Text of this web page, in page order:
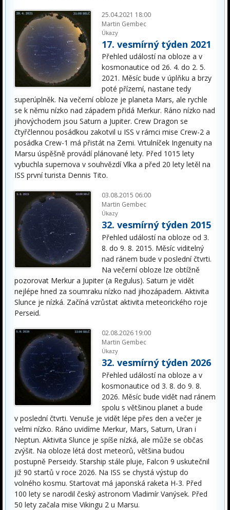
25.04.2021 18:00
Martin Gembec
Úkazy
17. vesmírný týden 2021
Přehled událostí na obloze a v
kosmonautice od 26. 4. do 2. 5.
2021. Měsíc bude v úplňku a brzy
poté přízemí, nastane tedy
superúplněk. Na večerní obloze je planeta Mars, ale rychle
se k němu nízko nad západem přidá Merkur. Ráno nízko nad
jihovýchodem jsou Saturn a Jupiter. Crew Dragon se
čtyřčlennou posádkou zakotvil u ISS v rámci mise Crew-2 a
posádka Crew-1 má přistát na Zemi. Vrtulníček Ingenuity na
Marsu úspěšně provádí plánované lety. Před 1015 lety
vybuchla supernova v souhvězdí Vlka a před 20 lety letěl na
ISS první turista Dennis Tito.
03.08.2015 06:00
Martin Gembec
Úkazy
32. vesmírný týden 2015
Přehled událostí na obloze od 3.
8. do 9. 8. 2015. Měsíc viditelný
nad ránem bude v poslední čtvrti.
Na večerní obloze lze obtížně
pozorovat Merkur a Jupiter (a Regulus). Saturn je vidět
nejlépe hned za soumraku nízko nad jihozápadem. Aktivita
Slunce je nízká. Začíná vzrůstat aktivita meteorického roje
Perseid.
02.08.2026 19:00
Martin Gembec
Úkazy
32. vesmírný týden 2026
Přehled událostí na obloze a v
kosmonautice od 3. 8. do 9. 8.
2026. Měsíc bude vidět nad ránem
spolu s většinou planet a bude
v poslední čtvrti. Venuše je vidět lépe přes den a večer je
velmi nízko. Ráno uvidíme Merkur, Mars, Saturn, Uran i
Neptun. Aktivita Slunce je spíše nízká, ale může se občas
zvýšit. Na obloze létá dost meteorů, většina budou
postupně Perseidy. Starship stále pluje, Falcon 9 uskutečnil
již 90 startů v roce 2026. Na ISS se chystá výstup do
volného kosmu. Startovat má japonská raketa H-3. Před
100 lety se narodil český astronom Vladimír Vanýsek. Před
50 lety začala mise Vikingu 2 u Marsu.